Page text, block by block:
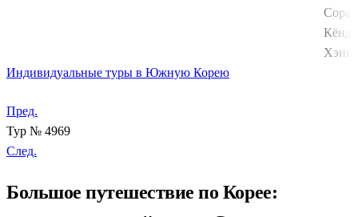
Индивидуальные туры в Южную Корею
Пред.
Тур № 4969
След.
Большое путешествие по Корее: